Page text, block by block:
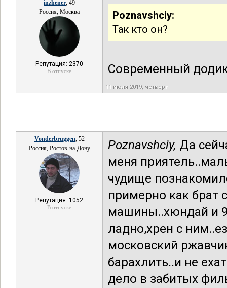
inzhener, 49
Россия, Москва
Репутация: 2370
В отпуске
Poznavshciy:
Так кто он?
Современный
11 июля 2019, четверг
Vonderbruggen, 52
Россия, Ростов-на-Дону
Репутация: 1052
В отпуске
Poznavshciy, Да
меня
чудище
примерно как брат
машины..хюндай и
ладно,хрен с
московский
барахлить..и не
дело в забитых